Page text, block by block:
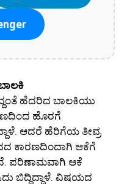
ಹೆದರಿದ ಬಾಲಕಿಯು
ಹೊರಗೆ
ಆದರೆ ಹೆರಿಗೆಯ ತೀವ್ರ
ಕಾರಣದಿಂದಾಗಿ ಆಕೆಗೆ
ಪರಿಣಾಮವಾಗಿ ಆಕೆ
ಬಿದ್ದಿದ್ದಾಳೆ. ವಿಷಯದ